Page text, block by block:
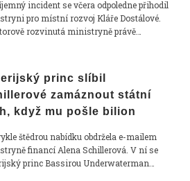
incident se včera odpoledne přihodil
pro místní rozvoj Kláře Dostálové.
rozvinutá ministryně právě…
princ slíbil
zamáznout státní
když mu pošle bilion
štědrou nabídku obdržela e-mailem
financí Alena Schillerová. V ní se
princ Bassirou Underwaterman…